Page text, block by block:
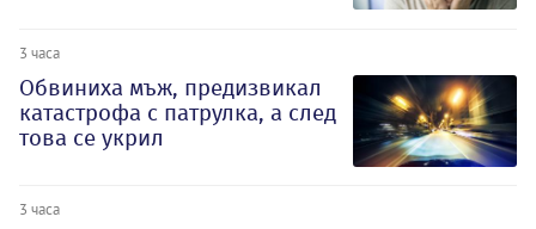
3 часа
Обвиниха мъж, предизвикал
катастрофа с патрулка, а след
това се укрил
3 часа